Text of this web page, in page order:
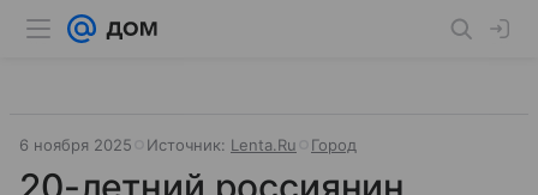
6 ноября 2025 Источник: Lenta.Ru Город